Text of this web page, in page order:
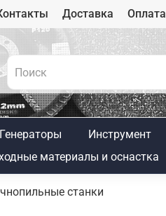
Доставка Оплата
Генераторы Инструмент
материалы и оснастка
станки